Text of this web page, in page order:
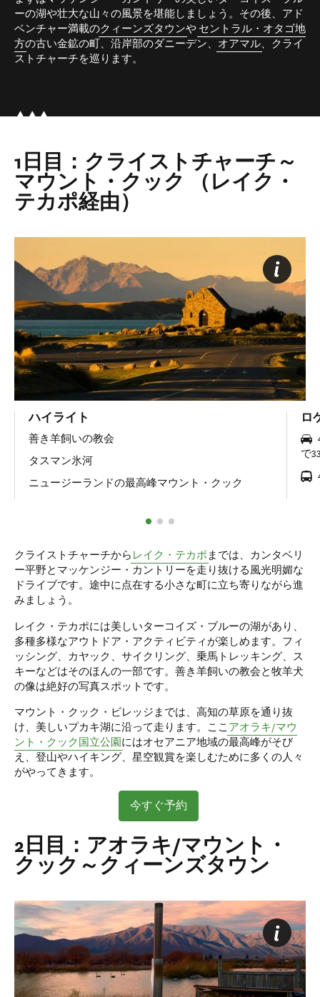
ーの湖や壮大な山々の風景を堪能しましょう。その後、アド
ベンチャー満載のクィーンズタウンや セントラル・オタゴ地
方の古い金鉱の町、沿岸部のダニーデン、 オアマル、クライ
ストチャーチを巡ります。
1日目：クライストチャーチ～
マウント・クック （レイク・
テカポ経由）
ハイライト
善き羊飼いの教会
タスマン氷河
ニュージーランドの最高峰マウント・クック
ロ
で
クライストチャーチから レイク・テカポまでは、カンタベリ
ー平野とマッケンジー・カントリーを走り抜ける風光明媚な
ドライブです。途中に点在する小さな町に立ち寄りながら進
みましょう。
レイク・テカポには美しいターコイズ・ブルーの湖があり、
多種多様なアウトドア・アクティビティが楽しめます。フィ
ッシング、カヤック、サイクリング、乗馬トレッキング、ス
キーなどはそのほんの一部です。善き羊飼いの教会と牧羊犬
の像は絶好の写真スポットです。
マウント・クック・ビレッジまでは、高知の草原を通り抜
け、美しいプカキ湖に沿って走ります。ここ アオラキ/マウ
ント・クック国立公園 にはオセアニア地域の最高峰がそび
え、登山やハイキング、星空観賞を楽しむために多くの人々
がやってきます。
今すぐ予約
2日目：アオラキ/マウント・
クック～クィーンズタウン